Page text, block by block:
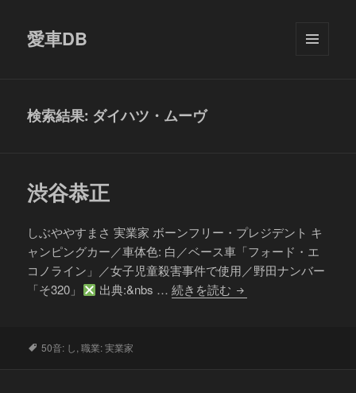
愛車DB
検索結果: ダイハツ・ムーヴ
渋谷恭正
しぶややすまさ 実業家 ボーンフリー・プレジデント キ
ャンピングカー／車体色: 白／ベース車「フォード・エ
コノライン」／女子児童殺害事件で使用／野田ナンバー
「そ320」
出典:&nbs … 続きを読む 渋
タ
50音: し,職業: 実業家